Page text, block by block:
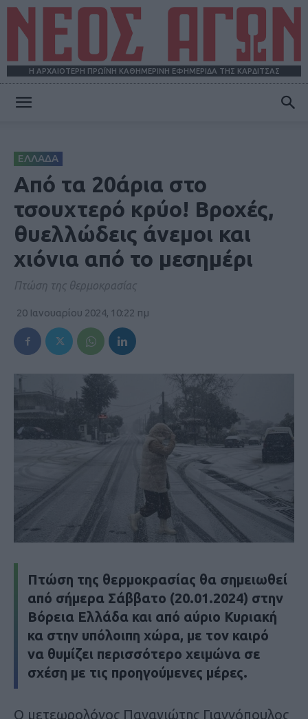
Η ΑΡΧΑΙΟΤΕΡΗ ΠΡΩΪΝΗ ΚΑΘΗΜΕΡΙΝΗ ΕΦΗΜΕΡΙΔΑ ΤΗΣ ΚΑΡΔΙΤΣΑΣ
ΕΛΛΑΔΑ
Από τα 20άρια στο
τσουχτερό κρύο! Βροχές,
θυελλώδεις άνεμοι και
χιόνια από το μεσημέρι
Πτώση της θερμοκρασίας
20 Ιανουαρίου 2024, 10:22 πμ
Πτώση της θερμοκρασίας θα σημειωθεί
από σήμερα Σάββατο (20.01.2024) στην
Βόρεια Ελλάδα και από αύριο Κυριακή
κα στην υπόλοιπη χώρα, με τον καιρό
να θυμίζει περισσότερο χειμώνα σε
σχέση με τις προηγούμενες μέρες.
Ο μετεωρολόγος Παναγιώτης Γιαννόπουλος